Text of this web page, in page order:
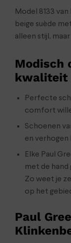
Model 8133
beige suède
alleen stijl,
Modisch
kwaliteit
Perfecte
comfort
Schoenen
en
Elke Paul
met de
Zo weet je
op het
Paul